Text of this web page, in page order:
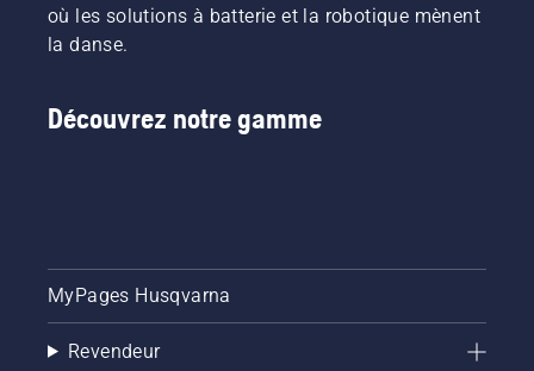
où les solutions à batterie et la robotique mènent
la danse.
Découvrez notre gamme
MyPages Husqvarna
Revendeur